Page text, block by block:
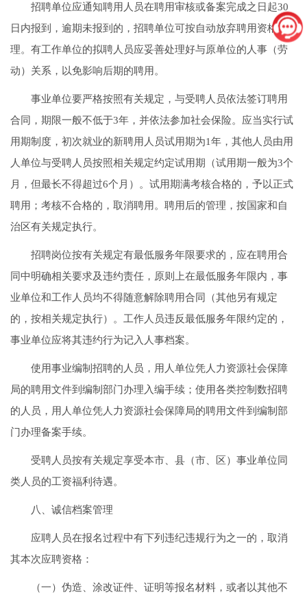
招聘单位应通知聘用人员在聘用审核或备案完成之日起30
日内报到，逾期未报到的，招聘单位可按自动放弃聘用资格处
理。有工作单位的拟聘人员应妥善处理好与原单位的人事（劳
动）关系，以免影响后期的聘用。
事业单位要严格按照有关规定，与受聘人员依法签订聘用
合同，期限一般不低于3年，并依法参加社会保险。应当实行试
用期制度，初次就业的新聘用人员试用期为1年，其他人员由用
人单位与受聘人员按照相关规定约定试用期（试用期一般为3个
月，但最长不得超过6个月）。试用期满考核合格的，予以正式
聘用；考核不合格的，取消聘用。聘用后的管理，按国家和自
治区有关规定执行。
招聘岗位按有关规定有最低服务年限要求的，应在聘用合
同中明确相关要求及违约责任，原则上在最低服务年限内，事
业单位和工作人员均不得随意解除聘用合同（其他另有规定
的，按相关规定执行）。工作人员违反最低服务年限约定的，
事业单位应将其违约行为记入人事档案。
使用事业编制招聘的人员，用人单位凭人力资源社会保障
局的聘用文件到编制部门办理入编手续；使用各类控制数招聘
的人员，用人单位凭人力资源社会保障局的聘用文件到编制部
门办理备案手续。
受聘人员按有关规定享受本市、县（市、区）事业单位同
类人员的工资福利待遇。
八、诚信档案管理
应聘人员在报名过程中有下列违纪违规行为之一的，取消
其本次应聘资格：
（一）伪造、涂改证件、证明等报名材料，或者以其他不